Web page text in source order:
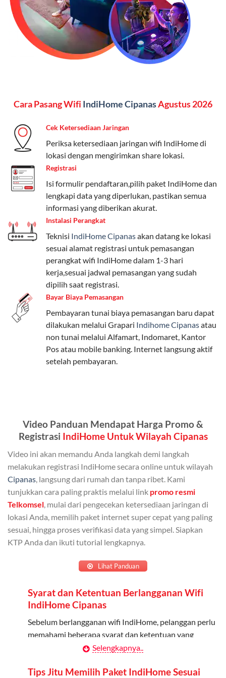
menginginkan internet, komunikasi, dan hiburan
(streaming & TV) dalam satu paket.
Paket Dynamic IP
keluarga, nelpon & SMS semua operator, dan akses
Kelebihan:
Cocok untuk pengguna yang membutuhkan
koneksi internet cepat dan stabil dengan fleksibilitas
kuota. Pilihan harga bervariasi sesuai kebutuhan.
Telkomsel One menyediakan pilihan paket yang
beragam, mulai dari paket hemat hingga premium.
Pengguna bisa memilih sesuai kebutuhan, baik untuk
internet, komunikasi, atau hiburan.
Paket Easy cocok untuk kebutuhan dasar, Paket
Complete untuk yang menginginkan fitur lengkap,
dan Paket Dynamic IP untuk pengguna yang
memprioritaskan kecepatan internet tinggi.
Paket Telkomsel One dengan Kuota Keluarga
Salah satu fitur unggulan Telkomsel One adalah Paket
Kuota Keluarga. Dengan kuota hingga 30 GB, Anda
bisa membagikan internet kepada anggota keluarga
atau teman tanpa perlu khawatir kehabisan kuota.
Admin (pelanggan utama) dan anggota yang terdaftar.
Admin dapat mendaftarkan hingga 5 anggota
keluarga atau teman untuk menggunakan kuota ini.
Berlaku Nasional
Kuota keluarga bisa digunakan di seluruh Indonesia
untuk jaringan 2G, 3G, dan 4G.
Kuota ini hanya bisa digunakan di dalam negeri.
Cara Menggunakan Kuota Keluarga
Daftarkan Anggota: Admin dapat mendaftarkan anggota
melalui aplikasi MyTelkomsel atau website Telkomsel One.
Bagikan Kuota: Setelah terdaftar, anggota bisa langsung
Cara Pasang Wifi IndiHome CipanasAgustus 2026
Cek Ketersediaan Jaringan
Periksa ketersediaan jaringan wifi IndiHome di
lokasi dengan mengirimkan share lokasi.
Registrasi
Isi formulir pendaftaran,pilih paket IndiHome dan
lengkapi data yang diperlukan, pastikan semua
informasi yang diberikan akurat.
Instalasi Perangkat
Teknisi IndiHome Cipanasakan datang ke lokasi
sesuai alamat registrasi untuk pemasangan
perangkat wifi IndiHome dalam 1-3 hari
kerja,sesuai jadwal pemasangan yang sudah
dipilih saat registrasi.
Bayar Biaya Pemasangan
Pembayaran tunai biaya pemasangan baru dapat
dilakukan melalui Grapari Indihome Cipanasatau
non tunai melalui Alfamart, Indomaret, Kantor
Pos atau mobile banking. Internet langsung aktif
setelah pembayaran.
Video Panduan Mendapat Harga Promo &
Registrasi IndiHome Untuk Wilayah Cipanas
Video ini akan memandu Anda langkah demi langkah
melakukan registrasi IndiHome secara online untuk wilayah
Cipanas , langsung dari rumah dan tanpa ribet. Kami
tunjukkan cara paling praktis melalui link promo resmi
Telkomsel , mulai dari pengecekan ketersediaan jaringan di
lokasi Anda, memilih paket internet super cepat yang paling
sesuai, hingga proses verifikasi data yang simpel. Siapkan
KTP Anda dan ikuti tutorial lengkapnya.
Lihat Panduan
Syarat dan Ketentuan Berlangganan Wifi
IndiHome Cipanas
Sebelum berlangganan wifi IndiHome, pelanggan perlu
memahami beberapa syarat dan ketentuan yang
Kontrak Berlangganan
Selengkapnya..
Tips Jitu Memilih Paket IndiHome Sesuai